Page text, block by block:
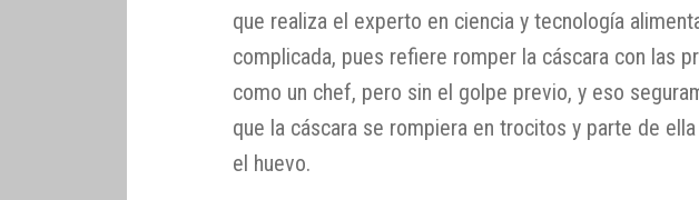
que realiza el experto en ciencia y tecnología
complicada, pues refiere romper la cáscara con las
como un chef, pero sin el golpe previo, y eso
que la cáscara se rompiera en trocitos y parte de
el huevo.